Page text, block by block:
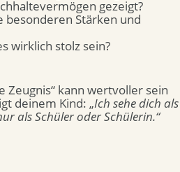
gezeigt?
besonderen Stärken und
wirklich stolz sein?
Zeugnis“ kann wertvoller sein
deinem Kind: „Ich sehe dich als
als Schüler oder Schülerin.“